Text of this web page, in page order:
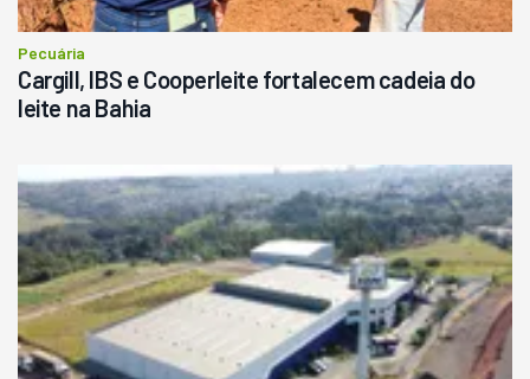
Pecuária
Cargill, IBS e Cooperleite fortalecem cadeia do
leite na Bahia